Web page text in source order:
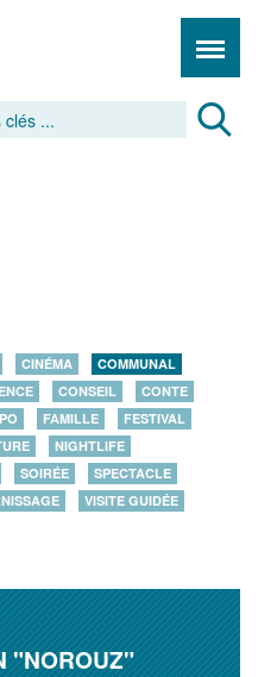
CINÉMA
COMMUNAL
CONSEIL
CONTE
FAMILLE
FESTIVAL
NIGHTLIFE
SOIRÉE
SPECTACLE
VISITE GUIDÉE
"NOROUZ"